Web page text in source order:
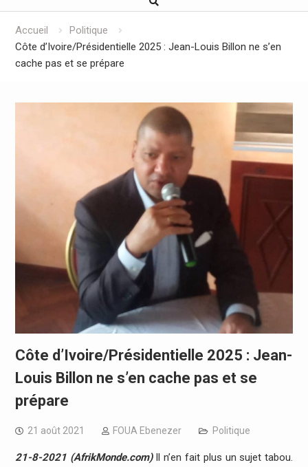
Accueil
Politique
Côte d’Ivoire/Présidentielle 2025 : Jean-Louis Billon ne s’en
cache pas et se prépare
Côte d’Ivoire/Présidentielle 2025 : Jean-
Louis Billon ne s’en cache pas et se
prépare
21 août 2021 FOUA Ebenezer Politique
21-8-2021 (AfrikMonde.com)Il n’en fait plus un sujet tabou.